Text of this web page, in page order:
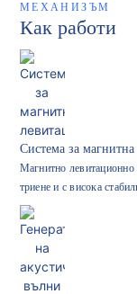
МЕХАНИЗЪМ
Как работи
Система за
Магнитно
триене и с висока